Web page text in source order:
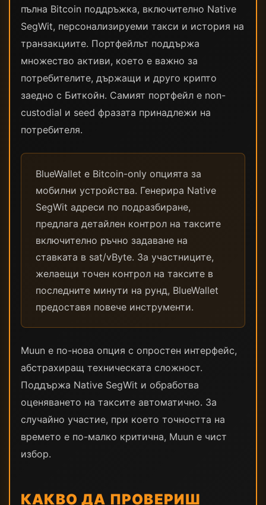
пълна Bitcoin поддръжка, включително Native
SegWit, персонализируеми такси и история на
транзакциите. Портфейлът поддържа
множество активи, което е важно за
потребителите, държащи и друго крипто
заедно с Биткойн. Самият портфейл е non-
custodial и seed фразата принадлежи на
потребителя.
BlueWallet е Bitcoin-only опцията за
мобилни устройства. Генерира Native
SegWit адреси по подразбиране,
предлага детайлен контрол на таксите
включително ръчно задаване на
ставката в sat/vByte. За участниците,
желаещи точен контрол на таксите в
последните минути на рунд, BlueWallet
предоставя повече инструменти.
Muun е по-нова опция с опростен интерфейс,
абстрахиращ техническата сложност.
Поддържа Native SegWit и обработва
оценяването на таксите автоматично. За
случайно участие, при което точността на
времето е по-малко критична, Muun е чист
избор.
КАКВО ДА ПРОВЕРИШ